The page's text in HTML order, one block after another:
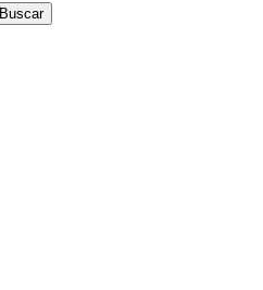
Buscar